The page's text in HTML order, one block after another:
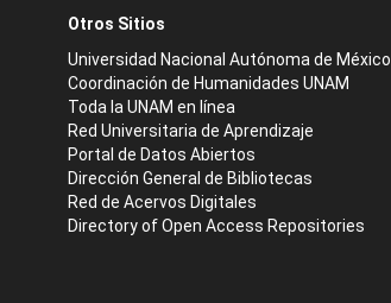
Otros Sitios
Universidad Nacional Autónoma de México
Coordinación de Humanidades UNAM
Toda la UNAM en línea
Red Universitaria de Aprendizaje
Portal de Datos Abiertos
Dirección General de Bibliotecas
Red de Acervos Digitales
Directory of Open Access Repositories